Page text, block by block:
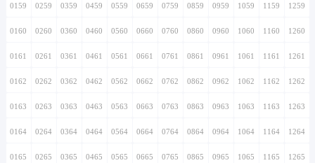
0159 0259 0359 0459 0559 0659 0759 0859 0959 1059 1159 1259
0160 0260 0360 0460 0560 0660 0760 0860 0960 1060 1160 1260
0161 0261 0361 0461 0561 0661 0761 0861 0961 1061 1161 1261
0162 0262 0362 0462 0562 0662 0762 0862 0962 1062 1162 1262
0163 0263 0363 0463 0563 0663 0763 0863 0963 1063 1163 1263
0164 0264 0364 0464 0564 0664 0764 0864 0964 1064 1164 1264
0165 0265 0365 0465 0565 0665 0765 0865 0965 1065 1165 1265